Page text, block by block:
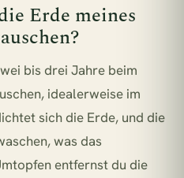
Erde meines
bis drei Jahre beim
idealerweise im
sich die Erde, und die
was das
entfernst du die